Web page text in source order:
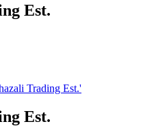
Est.
Trading Est.'
Est.